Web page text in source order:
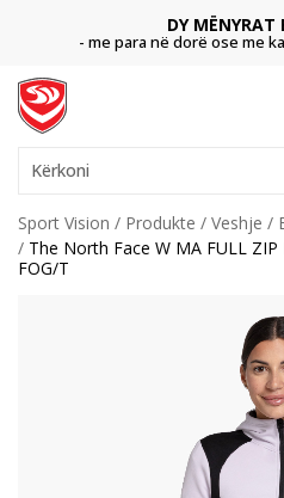
DY MËNYRAT
- me para në dorë ose me
Kërkoni
Sport Vision Produkte Veshje
The North Face W MA FULL ZIP
FOG/T